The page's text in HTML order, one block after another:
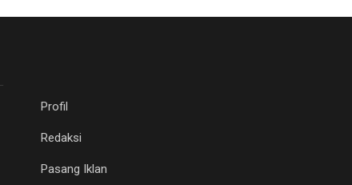
Profil
Redaksi
Pasang Iklan